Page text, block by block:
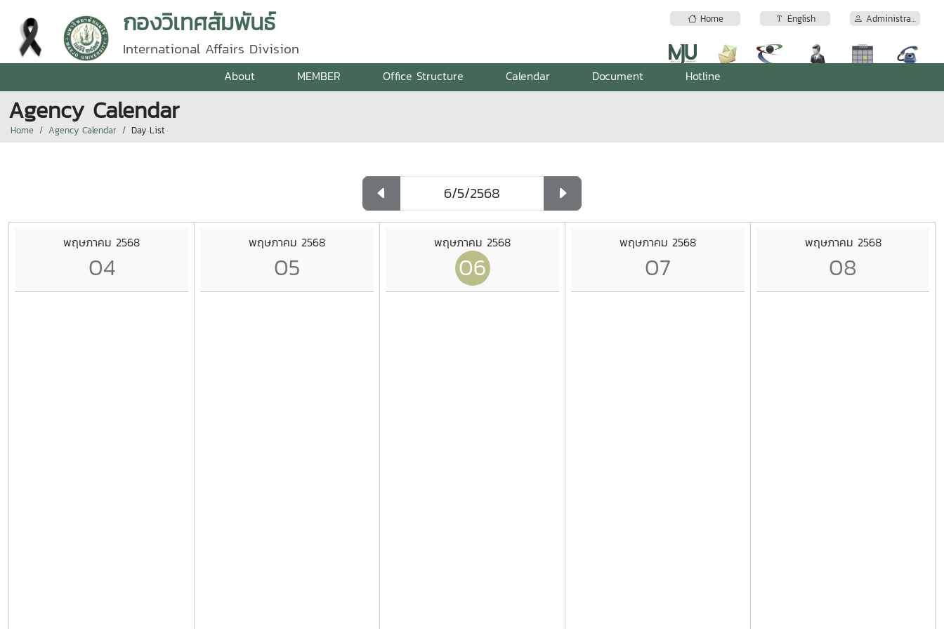
Home English Administrator
กองวิเทศสัมพันธ์
International Affairs Division
About MEMBER Office Structure Calendar Document Hotline
Agency Calendar
Home Agency Calendar Day List
พฤษภาคม 2568
04
พฤษภาคม 2568
05
พฤษภาคม 2568
06
พฤษภาคม 2568
07
พฤษภาคม 2568
08